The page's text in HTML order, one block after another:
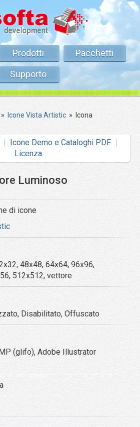
Prodotti
Pacchetti
Supporto
» Icone Vista Artistic »
Icona
Icone Demo e Cataloghi PDF
Licenza
Luminoso
di icone
48x48, 64x64, 96x96,
512x512, vettore
Disabilitato, Offuscato
(glifo), Adobe Illustrator